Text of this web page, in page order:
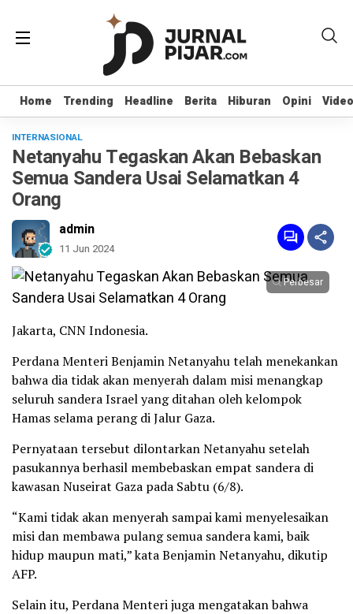
Home Trending Headline Berita Hiburan Opini Video
Home Trending Headline Berita Hiburan Opini Video
INTERNASIONAL
Netanyahu Tegaskan Akan Bebaskan
Semua Sandera Usai Selamatkan 4
Orang
admin
11 Jun 2024
Perbesar
Jakarta, CNN Indonesia.
Perdana Menteri Benjamin Netanyahu telah menekankan
bahwa dia tidak akan menyerah dalam misi menangkap
seluruh sandera Israel yang ditahan oleh kelompok
Hamas selama perang di Jalur Gaza.
Pernyataan tersebut dilontarkan Netanyahu setelah
pasukannya berhasil membebaskan empat sandera di
kawasan Nuseirat Gaza pada Sabtu (6/8).
“Kami tidak akan menyerah sampai kami menyelesaikan
misi dan membawa pulang semua sandera kami, baik
hidup maupun mati,” kata Benjamin Netanyahu, dikutip
AFP.
Selain itu, Perdana Menteri juga mengatakan bahwa